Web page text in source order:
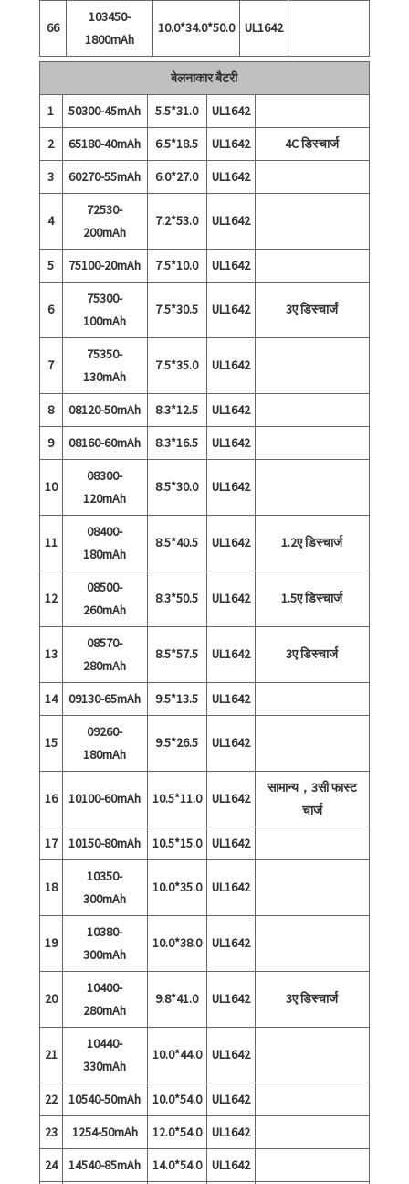
66
103450-
1800mAh
10.0*34.0*50.0 UL1642
बेलनाकार बैटरी
1
50300-45mAh 5.5*31.0
UL1642
2
65180-40mAh 6.5*18.5 UL1642
4C डिस्चार्ज
3
60270-55mAh 6.0*27.0 UL1642
4
72530-
200mAh
7.2*53.0 UL1642
5 75100-20mAh 7.5*10.0 UL1642
6
75300-
100mAh
7.5*30.5 UL1642 3ए डिस्चार्ज
7
75350-
130mAh
7.5*35.0 UL1642
8 08120-50mAh 8.3*12.5
UL1642
9
08160-60mAh 8.3*16.5 UL1642
10
08300-
120mAh
8.5*30.0 UL1642
11
08400-
180mAh
8.5*40.5 UL1642 1.2ए डिस्चार्ज
12
08500-
260mAh
8.3*50.5 UL1642 1.5ए डिस्चार्ज
13
08570-
280mAh
8.5*57.5 UL1642 3ए डिस्चार्ज
14 09130-65mAh 9.5*13.5 UL1642
15
09260-
180mAh
9.5*26.5 UL1642
16 10100-60mAh 10.5*11.0 UL1642
सामान्य，3सी फास्ट
चार्ज
17
10150-80mAh 10.5*15.0 UL1642
18
10350-
300mAh
10.0*35.0 UL1642
19
10380-
300mAh
10.0*38.0 UL1642
20
10400-
280mAh
9.8*41.0 UL1642 3ए डिस्चार्ज
21
10440-
330mAh
10.0*44.0 UL1642
22 10540-50mAh 10.0*54.0
UL1642
23
1254-50mAh 12.0*54.0
UL1642
24
14540-85mAh 14.0*54.0 UL1642